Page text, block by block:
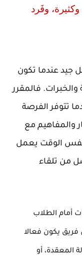
وفَرد
جيد عندما تكون
فالمقرر
تتوفر الفرصة
والمفاهيم مع
نفس الوقت يعمل
من تلقاء
أمام الطلاب
يكون فعالا
أو